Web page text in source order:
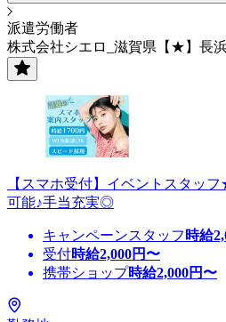
派遣労働者
株式会社シエロ_滋賀県【★】長
【スマホ受付】イベントスタッ
可能♪手当充実◎
キャンペーンスタッフ 時給
受付時給2,000円〜
携帯ショップ時給2,000円〜